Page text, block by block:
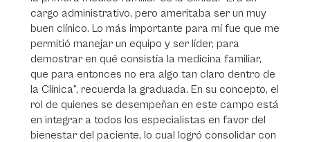
cargo administrativo, pero ameritaba ser un muy
buen clínico. Lo más importante para mí fue que me
permitió manejar un equipo y ser líder, para
demostrar en qué consistía la medicina familiar,
que para entonces no era algo tan claro dentro de
la Clínica”, recuerda la graduada. En su concepto, el
rol de quienes se desempeñan en este campo está
en integrar a todos los especialistas en favor del
bienestar del paciente, lo cual logró consolidar con